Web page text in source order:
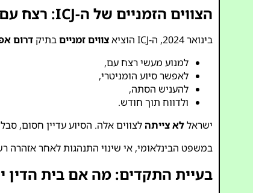
הצווים הזמניים של ה-ICJ: רצח עם כבר “סביר”
בינואר 2024, ה-ICJ הוציא צווים זמנייםבתיקדרום
למנוע מעשי רצח עם,
לאפשר סיוע הומניטרי,
להעניש הסתה,
ולדווח תוך חודש.
ישראללא צייתה לצווים אלה. הסיוע עדיין חסום,
במשפט הבינלאומי, אי שינוי התנהגות לאחר אזהרה
בעיית התקדים: מה אם בית הדין